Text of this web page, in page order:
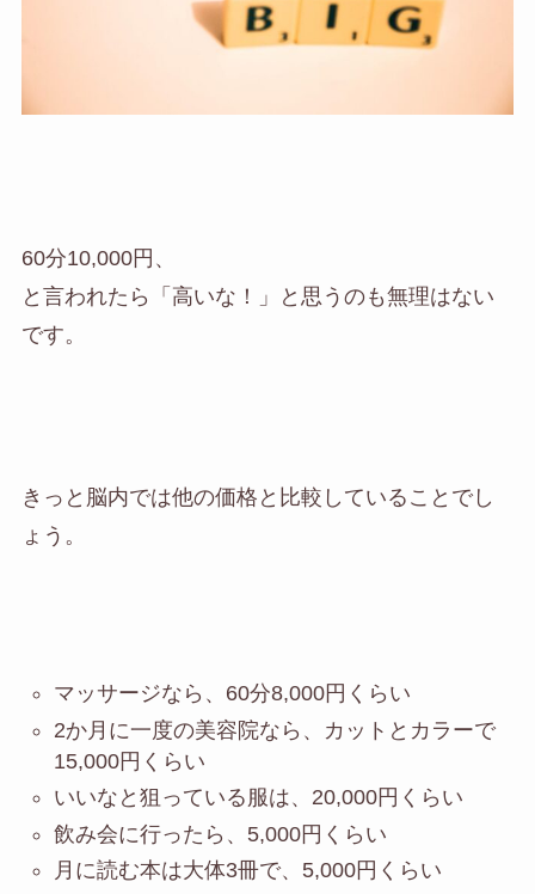
60分10,000円、
と言われたら「高いな！」と思うのも無理はない
です。
きっと脳内では他の価格と比較していることでし
ょう。
マッサージなら、60分8,000円くらい
2か月に一度の美容院なら、カットとカラーで
15,000円くらい
いいなと狙っている服は、20,000円くらい
飲み会に行ったら、5,000円くらい
月に読む本は大体3冊で、5,000円くらい